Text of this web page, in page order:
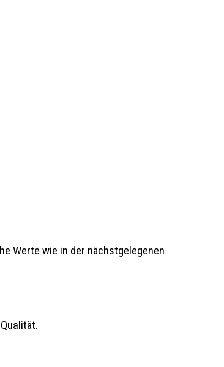
Werte wie in der nächstgelegenen